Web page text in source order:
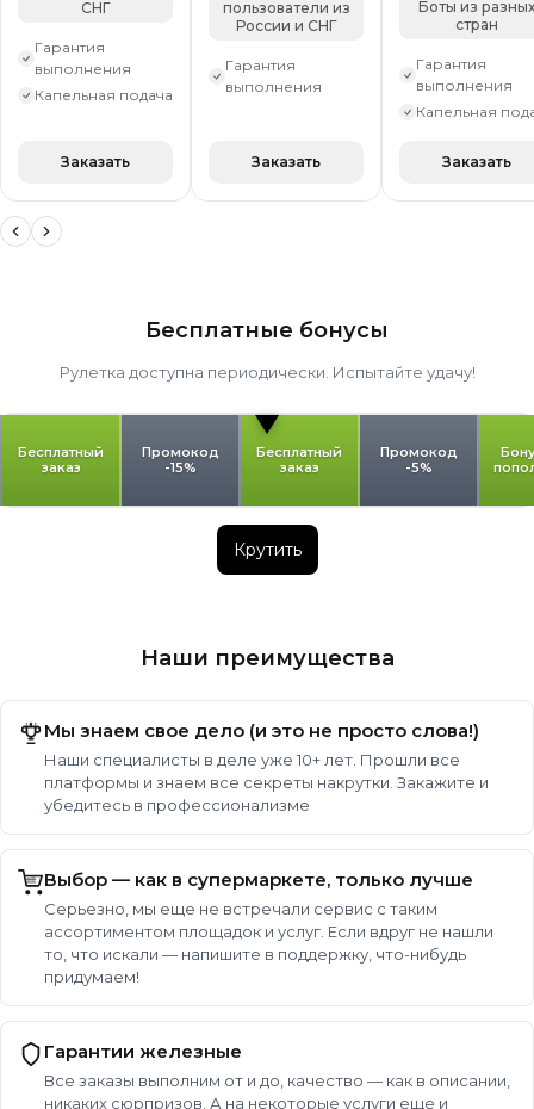
СНГ
Гарантия
выполнения
Капельная подача
Заказать
пользователи из
России и СНГ
Гарантия
выполнения
Заказать
Боты из разных
стран
Гарантия
выполнения
Капельная
Заказать
Бесплатные бонусы
Рулетка доступна периодически. Испытайте удачу!
Бесплатный
заказ
Промокод
-15%
Бесплатный
заказ
Промокод
-5%
Крутить
Наши преимущества
Мы знаем свое дело (и это не просто слова!)
Наши специалисты в деле уже 10+ лет. Прошли все
платформы и знаем все секреты накрутки. Закажите и
убедитесь в профессионализме
Выбор — как в супермаркете, только лучше
Серьезно, мы еще не встречали сервис с таким
ассортиментом площадок и услуг. Если вдруг не нашли
то, что искали — напишите в поддержку, что-нибудь
придумаем!
Гарантии железные
Все заказы выполним от и до, качество — как в описании,
никаких сюрпризов. А на некоторые услуги еще и